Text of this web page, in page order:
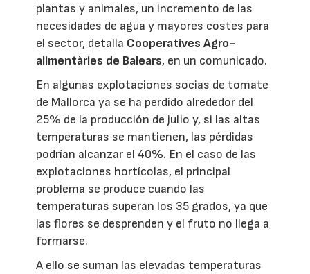
plantas y animales, un incremento de las
necesidades de agua y mayores costes para
el sector, detalla Cooperatives Agro-
alimentàries de Balears, en un comunicado.
En algunas explotaciones socias de tomate
de Mallorca ya se ha perdido alrededor del
25% de la producción de julio y, si las altas
temperaturas se mantienen, las pérdidas
podrían alcanzar el 40%. En el caso de las
explotaciones hortícolas, el principal
problema se produce cuando las
temperaturas superan los 35 grados, ya que
las flores se desprenden y el fruto no llega a
formarse.
A ello se suman las elevadas temperaturas